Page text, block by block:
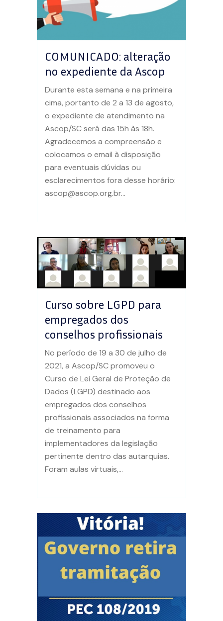
COMUNICADO: alteração
no expediente da Ascop
Durante esta semana e na primeira
cima, portanto de 2 a 13 de agosto,
o expediente de atendimento na
Ascop/SC será das 15h às 18h.
Agradecemos a compreensão e
colocamos o email à disposição
para eventuais dúvidas ou
esclarecimentos fora desse horário:
ascop@ascop.org.br...
Curso sobre LGPD para
empregados dos
conselhos profissionais
No período de 19 a 30 de julho de
2021, a Ascop/SC promoveu o
Curso de Lei Geral de Proteção de
Dados (LGPD) destinado aos
empregados dos conselhos
profissionais associados na forma
de treinamento para
implementadores da legislação
pertinente dentro das autarquias.
Foram aulas virtuais,...